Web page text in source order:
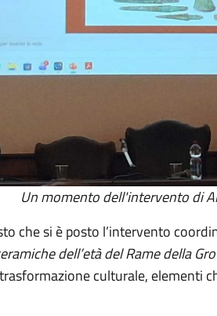
Un momento dell'intervento di
che si è posto l’intervento
dell’età del Rame della
culturale, elementi